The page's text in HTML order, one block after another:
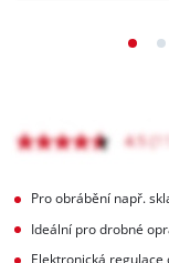
Pro obrábění např.
Ideální pro drobné
Elektronická